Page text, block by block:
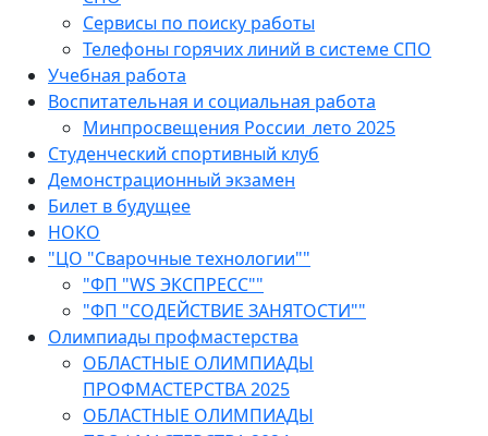
Сервисы по поиску работы
Телефоны горячих линий в системе СПО
Учебная работа
Воспитательная и социальная работа
Минпросвещения России_лето 2025
Студенческий спортивный клуб
Демонстрационный экзамен
Билет в будущее
НОКО
"ЦО "Сварочные технологии""
"ФП "WS ЭКСПРЕСС""
"ФП "СОДЕЙСТВИЕ ЗАНЯТОСТИ""
Олимпиады профмастерства
ОБЛАСТНЫЕ ОЛИМПИАДЫ
ПРОФМАСТЕРСТВА 2025
ОБЛАСТНЫЕ ОЛИМПИАДЫ